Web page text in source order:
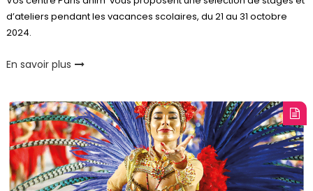
d’ateliers pendant les vacances scolaires, du 21 au 31 octobre
2024.
En savoir plus